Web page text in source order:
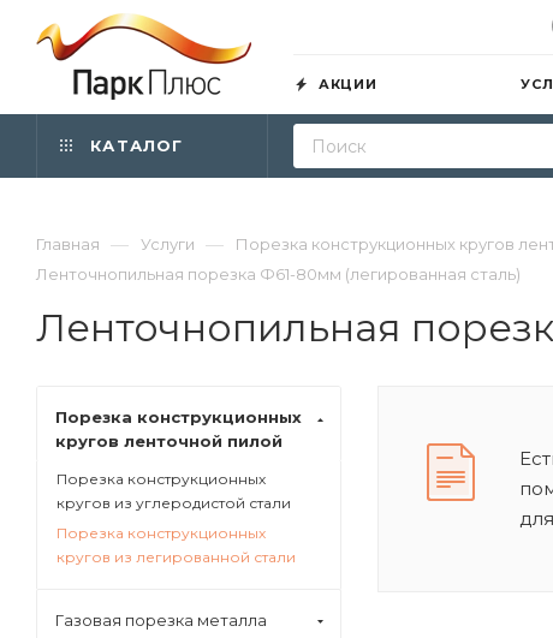
АКЦИИ
КАТАЛОГ
Главная — Услуги — Порезка конструкционных кругов
Ленточнопильная порезка Ф61-80мм (легированная сталь)
Ленточнопильная
Порезка конструкционных
кругов ленточной пилой
Порезка конструкционных
кругов из углеродистой стали
Порезка конструкционных
кругов из легированной стали
Газовая порезка металла